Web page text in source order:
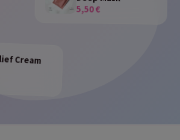
Cream
5,50 €